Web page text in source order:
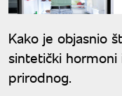
Kako je objasnio
sintetički hormoni
prirodnog.